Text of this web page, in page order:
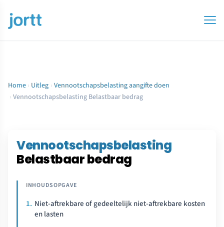
Home › Uitleg › Vennootschapsbelasting aangifte doen
› Vennootschapsbelasting Belastbaar bedrag
Vennootschapsbelasting
Belastbaar bedrag
Niet-aftrekbare of gedeeltelijk niet-aftrekbare kosten
en lasten